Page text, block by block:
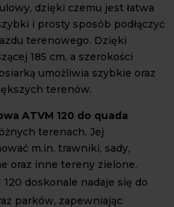
dzięki czemu jest łatwa
i prosty sposób podłączyć
terenowego. Dzięki
185 cm, a szerokości
umożliwia szybkie oraz
terenów.
ATVM 120 do quada
terenach. Jej
m.in. trawniki, sady,
oraz inne tereny zielone.
doskonale nadaje się do
parków, zapewniając